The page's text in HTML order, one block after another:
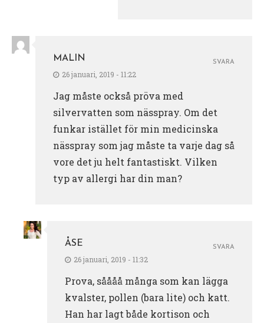
MALIN
26 januari, 2019 - 11:22
Jag måste också pröva med
silvervatten som nässpray. Om det
funkar istället för min medicinska
nässpray som jag måste ta varje dag så
vore det ju helt fantastiskt. Vilken
typ av allergi har din man?
SVARA
ÅSE
26 januari, 2019 - 11:32
Prova, såååå många som kan lägga
kvalster, pollen (bara lite) och katt.
Han har lagt både kortison och
SVARA